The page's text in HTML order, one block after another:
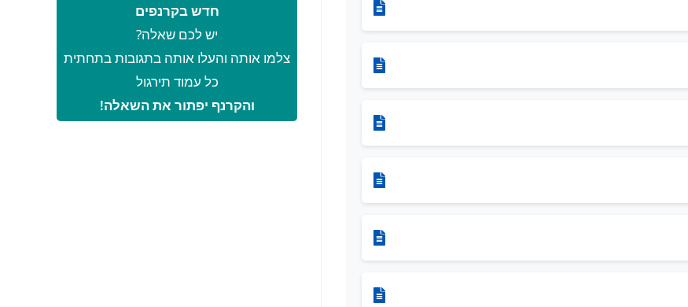
חדש בקרנפים
יש לכם שאלה?
צלמו אותה והעלו אותה בתגובות בתחתית
כל עמוד תירגול
והקרנף יפתור את השאלה!